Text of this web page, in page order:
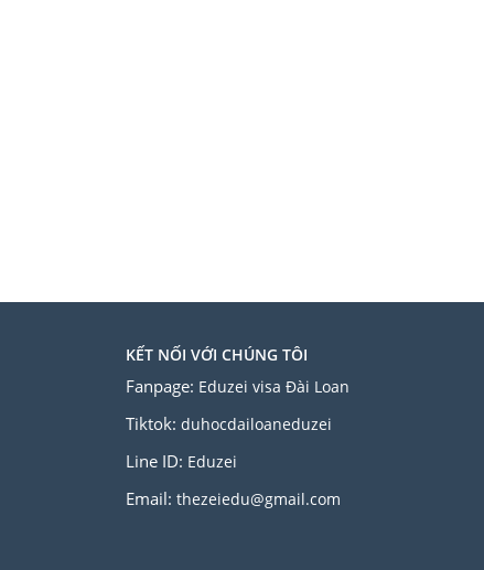
KẾT NỐI VỚI CHÚNG TÔI
Fanpage: Eduzei visa Đài Loan
Tiktok: duhocdailoaneduzei
Line ID: Eduzei
Email: thezeiedu@gmail.com